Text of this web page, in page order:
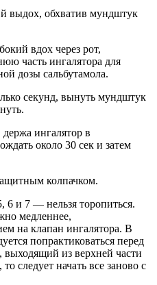
выдох, обхватив мундштук
вдох через рот,
часть ингалятора для
дозы сальбутамола.
секунд, вынуть мундштук
ингалятор в
около 30 сек и затем
колпачком.
и 7 — нельзя торопиться.
медленнее,
на клапан ингалятора. В
попрактиковаться перед
выходящий из верхней части
следует начать все заново с